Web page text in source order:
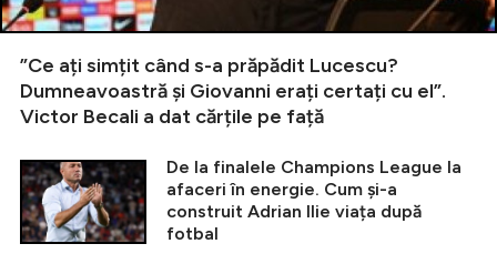
”Ce ați simțit când s-a prăpădit Lucescu?
Dumneavoastră și Giovanni erați certați cu el”.
Victor Becali a dat cărțile pe față
De la finalele Champions League la
afaceri în energie. Cum și-a
construit Adrian Ilie viața după
fotbal